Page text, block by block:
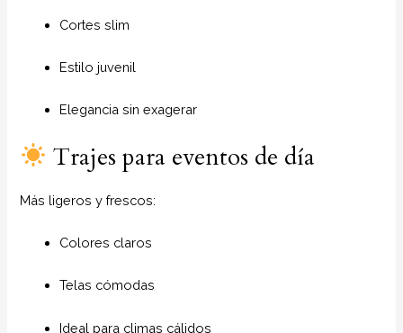
Cortes slim
Estilo juvenil
Elegancia sin exagerar
Trajes para eventos de día
Más ligeros y frescos:
Colores claros
Telas cómodas
Ideal para climas cálidos